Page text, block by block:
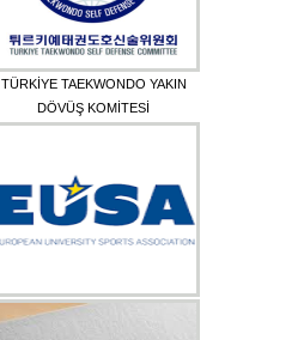
TÜRKİYE TAEKWONDO YAKIN
DÖVÜŞ KOMİTESİ